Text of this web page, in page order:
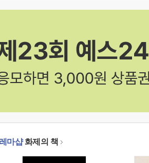
마샵화제의 책